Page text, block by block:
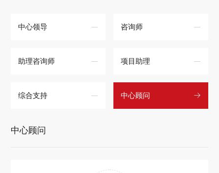
中心领导 咨询师
助理咨询师 项目助理
综合支持 中心顾问
中心顾问